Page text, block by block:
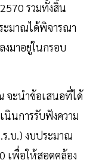
รวมทั้งสิ้น
ะมาณได้พิจารณา
งมาอยู่ในกรอบ
จะนำข้อเสนอที่ได้
นินการรับฟังความ
.บ.) งบประมาณ
เพื่อให้สอดคล้อง